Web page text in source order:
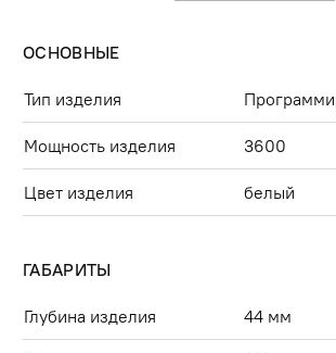
ОСНОВНЫЕ
Тип изделия
Мощность изделия 3600
Цвет изделия белый
ГАБАРИТЫ
Глубина изделия 44 мм